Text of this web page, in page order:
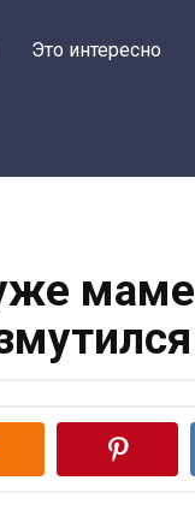
Это интересно